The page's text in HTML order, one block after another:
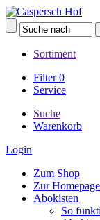
Sortiment
Filter0
Service
Suche
Warenkorb
Login
Zum Shop
Zur Homepage
Abokisten
So